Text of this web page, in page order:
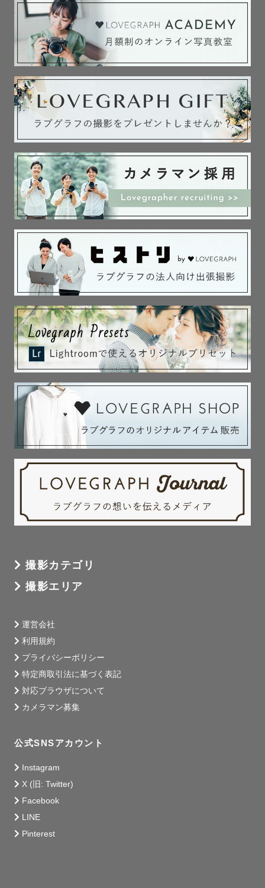
【❌関西の撮影不可の有名な神社様一覧】
・住吉大社(大阪市住吉区)
・八坂神社(京都市東山区)
・平安神宮(京都市左京区)
・伏見稲荷大社(京都市伏見区)
・上賀茂神社(京都市北区)
・護国神社(姫路市)
◎上記の神社様では外部カメラマンによる撮影行為自体が
禁止されております。
◎その他撮影禁止の神社様もございますので、事前に該当
の神社様へとご確認をお願いしております。
（確認の際は『外部の出張カメラマンを頼み撮影をしても
撮影カテゴリ
撮影エリア
運営会社
利用規約
プライバシーポリシー
特定商取引法に基づく表記
対応ブラウザについて
カメラマン募集
公式SNSアカウント
Instagram
X (旧: Twitter)
Facebook
LINE
Pinterest